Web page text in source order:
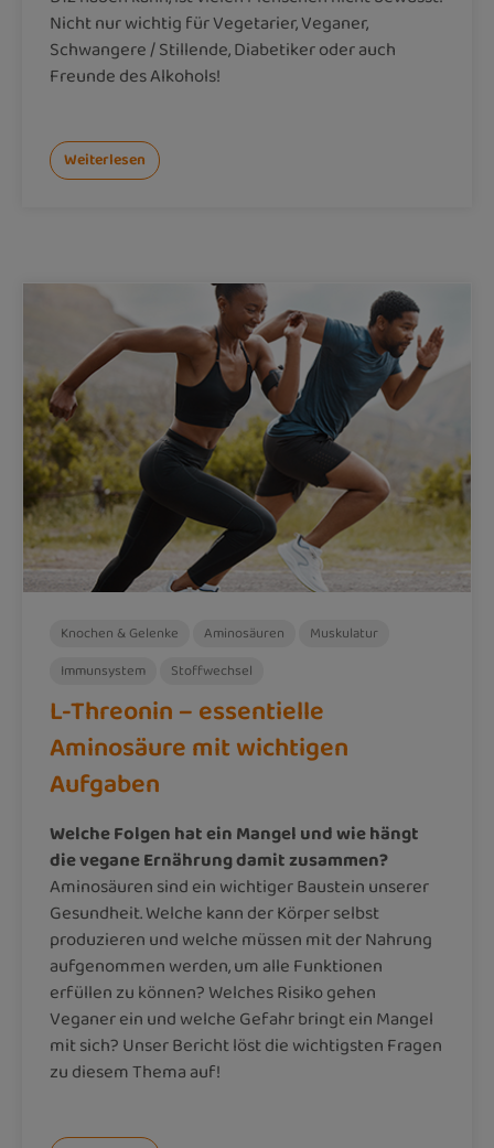
Nicht nur wichtig für Vegetarier, Veganer,
Schwangere / Stillende, Diabetiker oder auch
Freunde des Alkohols!
Weiterlesen
Knochen & Gelenke Aminosäuren
Muskulatur
Immunsystem
Stoffwechsel
L-Threonin – essentielle
Aminosäure mit wichtigen
Aufgaben
Welche Folgen hat ein Mangel und wie hängt
die vegane Ernährung damit zusammen?
Aminosäuren sind ein wichtiger Baustein unserer
Gesundheit. Welche kann der Körper selbst
produzieren und welche müssen mit der Nahrung
aufgenommen werden, um alle Funktionen
erfüllen zu können? Welches Risiko gehen
Veganer ein und welche Gefahr bringt ein Mangel
mit sich? Unser Bericht löst die wichtigsten Fragen
zu diesem Thema auf!